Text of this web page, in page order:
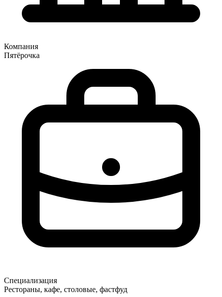
Компания
Пятёрочка
Специализация
Рестораны, кафе, столовые, фастфуд